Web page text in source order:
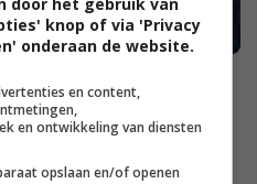
wasverzachter
op! Mijn wasgoed
knop of via 'Privacy
onderaan de website.
en content,
en ontwikkeling van diensten
opslaan en/of openen